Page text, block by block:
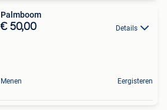
Palmboom
€ 50,00 Details
Menen Eergisteren